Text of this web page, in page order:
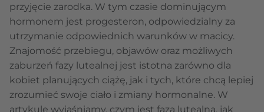
przyjęcie zarodka. W tym czasie dominującym
hormonem jest progesteron, odpowiedzialny za
utrzymanie odpowiednich warunków w macicy.
Znajomość przebiegu, objawów oraz możliwych
zaburzeń fazy lutealnej jest istotna zarówno dla
kobiet planujących ciążę, jak i tych, które chcą lepiej
zrozumieć swoje ciało i zmiany hormonalne. W
artykule wyjaśniamy, czym jest faza lutealna, jak